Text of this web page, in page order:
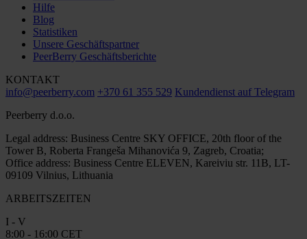
Hilfe
Blog
Statistiken
Unsere Geschäftspartner
PeerBerry Geschäftsberichte
KONTAKT
info@peerberry.com +370 61 355 529 Kundendienst auf Telegram
Peerberry d.o.o.
Legal address: Business Centre SKY OFFICE, 20th floor of the
Tower B, Roberta Frangeša Mihanovića 9, Zagreb, Croatia;
Office address: Business Centre ELEVEN, Kareiviu str. 11B, LT-
09109 Vilnius, Lithuania
ARBEITSZEITEN
I - V
8:00 - 16:00 CET